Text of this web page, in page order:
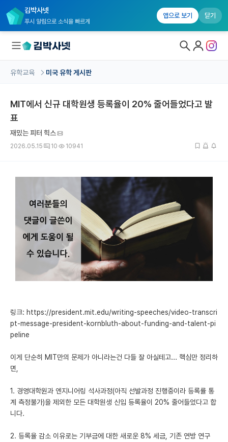
김박사넷
푸시 알림으로 소식을 빠르게
앱으로 보기 닫기
국내대학원 정보
커뮤니티
유학교육 홈
미국 유학 게시판
어드미션 포스팅
이벤트
오픈카톡
반도체 아카데미
재팬라운지 🌸
유학교육 미국 유학 게시판
MIT에서 신규 대학원생 등록율이 20% 줄어들었다고 발
표
재밌는 피터 힉스
2026.05.15 10 10941
링크: https://president.mit.edu/writing-speeches/video-transcri
pt-message-president-kornbluth-about-funding-and-talent-pi
peline
이게 단순히 MIT만의 문제가 아니라는건 다들 잘 아실테고... 핵심만 정리하
면,
1. 경영대학원과 엔지니어링 석사과정(아직 선발과정 진행중이라 등록률 통
계 측정불가)을 제외한 모든 대학원생 신입 등록율이 20% 줄어들었다고 합
니다.
2. 등록율 감소 이유로는 기부금에 대한 새로운 8% 세금, 기존 연방 연구